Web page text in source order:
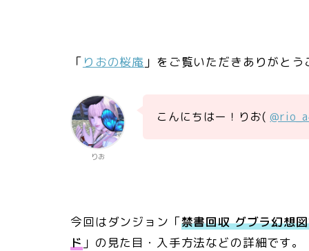
「 りおの桜庵 」をご覧いただきありがと
りお
こんにちはー！りお(
今回はダンジョン「禁書回収 グブラ幻想
ド 」の見た目・入手方法などの詳細です。